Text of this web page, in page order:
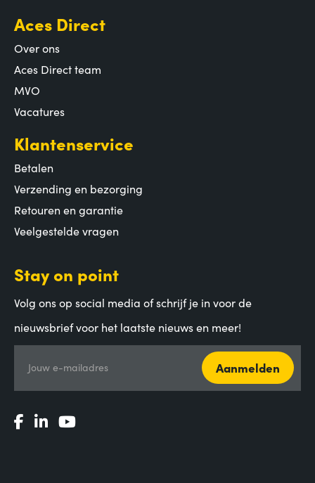
Aces Direct
Over ons
Aces Direct team
MVO
Vacatures
Klantenservice
Betalen
Verzending en bezorging
Retouren en garantie
Veelgestelde vragen
Stay on point
Volg ons op social media of schrijf je in voor de
nieuwsbrief voor het laatste nieuws en meer!
Jouw e-mailadres Aanmelden